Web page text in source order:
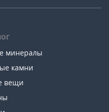
минералы
камни
вещи